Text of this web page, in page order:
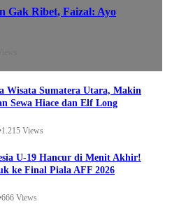
Gak Ribet, Faizal: Ayo
Wisata Sumatera Utara, Makin
Sewa Hiace dan Elf Long
1.215 Views
U-19 Hancur di Menit Akhir!
ke Final Piala AFF 2026
666 Views